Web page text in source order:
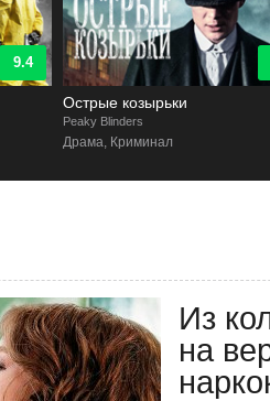
9.4
Острые козырьки
Peaky Blinders
Драма, Криминал
Из
на